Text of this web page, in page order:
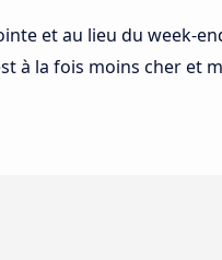
et au lieu du week-
à la fois moins cher et